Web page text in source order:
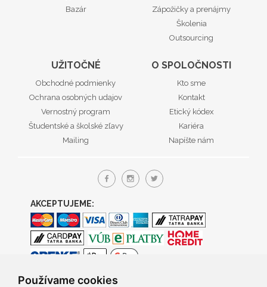
Používame cookies
Bazár
Zápožičky a prenájmy
Školenia
Outsourcing
UŽITOČNÉ
Obchodné podmienky
Ochrana osobných udajov
Vernostný program
Študentské a školské zľavy
Mailing
O SPOLOČNOSTI
Kto sme
Kontakt
Etický kódex
Kariéra
Napíšte nám
AKCEPTUJEME: